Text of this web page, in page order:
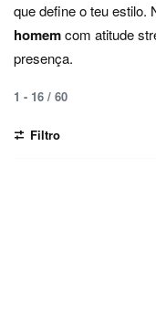
que define o teu estilo.
homemcom atitude
presença.
1 - 16 / 60
Filtro